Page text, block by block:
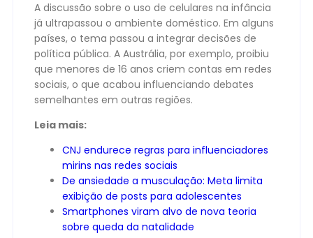
A discussão sobre o uso de celulares na infância
já ultrapassou o ambiente doméstico. Em alguns
países, o tema passou a integrar decisões de
política pública. A Austrália, por exemplo, proibiu
que menores de 16 anos criem contas em redes
sociais, o que acabou influenciando debates
semelhantes em outras regiões.
Leia mais:
CNJ endurece regras para influenciadores
mirins nas redes sociais
De ansiedade a musculação: Meta limita
exibição de posts para adolescentes
Smartphones viram alvo de nova teoria
sobre queda da natalidade